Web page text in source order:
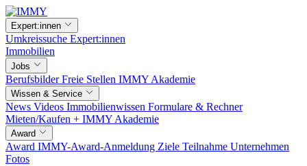
Expert:innen
Umkreissuche Expert:innen
Immobilien
Jobs
BerufsbilderFreie Stellen IMMY Akademie
Wissen & Service
News Videos Immobilienwissen Formulare & Rechner
Mieten/Kaufen + IMMY Akademie
Award
Award IMMY-Award-Anmeldung Ziele Teilnahme Unternehmen
Fotos